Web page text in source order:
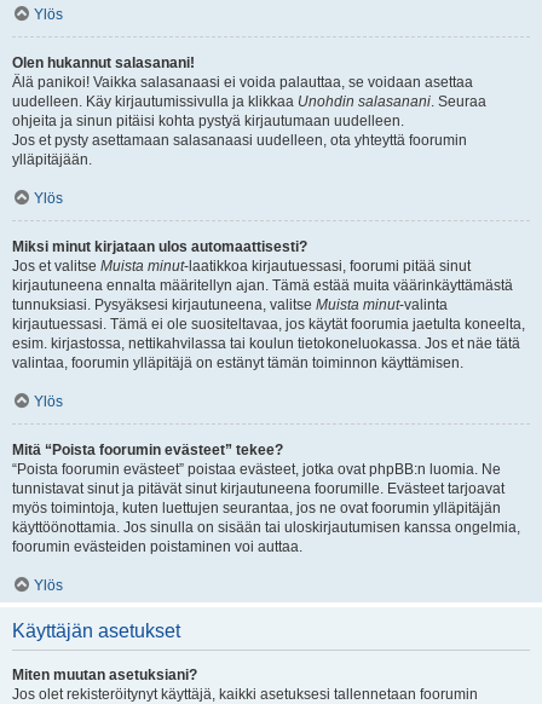
Ylös
Olen hukannut salasanani!
Älä panikoi! Vaikka salasanaasi ei voida palauttaa, se voidaan asettaa
uudelleen. Käy kirjautumissivulla ja klikkaa Unohdin salasanani. Seuraa
ohjeita ja sinun pitäisi kohta pystyä kirjautumaan uudelleen.
Jos et pysty asettamaan salasanaasi uudelleen, ota yhteyttä foorumin
ylläpitäjään.
Ylös
Miksi minut kirjataan ulos automaattisesti?
Jos et valitse Muista minut-laatikkoa kirjautuessasi, foorumi pitää sinut
kirjautuneena ennalta määritellyn ajan. Tämä estää muita väärinkäyttämästä
tunnuksiasi. Pysyäksesi kirjautuneena, valitse Muista minut-valinta
kirjautuessasi. Tämä ei ole suositeltavaa, jos käytät foorumia jaetulta koneelta,
esim. kirjastossa, nettikahvilassa tai koulun tietokoneluokassa. Jos et näe tätä
valintaa, foorumin ylläpitäjä on estänyt tämän toiminnon käyttämisen.
Ylös
Mitä “Poista foorumin evästeet” tekee?
“Poista foorumin evästeet” poistaa evästeet, jotka ovat phpBB:n luomia. Ne
tunnistavat sinut ja pitävät sinut kirjautuneena foorumille. Evästeet tarjoavat
myös toimintoja, kuten luettujen seurantaa, jos ne ovat foorumin ylläpitäjän
käyttöönottamia. Jos sinulla on sisään tai uloskirjautumisen kanssa ongelmia,
foorumin evästeiden poistaminen voi auttaa.
Ylös
Käyttäjän asetukset
Miten muutan asetuksiani?
Jos olet rekisteröitynyt käyttäjä, kaikki asetuksesi tallennetaan foorumin